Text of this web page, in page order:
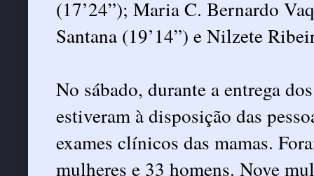
(17’24”); Maria C. Bernardo
Santana (19’14”) e Nilzete
No sábado, durante a entrega
estiveram à disposição das
exames clínicos das mamas.
mulheres e 33 homens. Nove